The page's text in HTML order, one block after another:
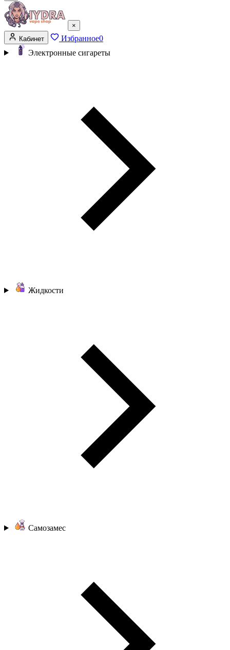
×
Кабинет
Избранное0
Электронные сигареты
Жидкости
Самозамес